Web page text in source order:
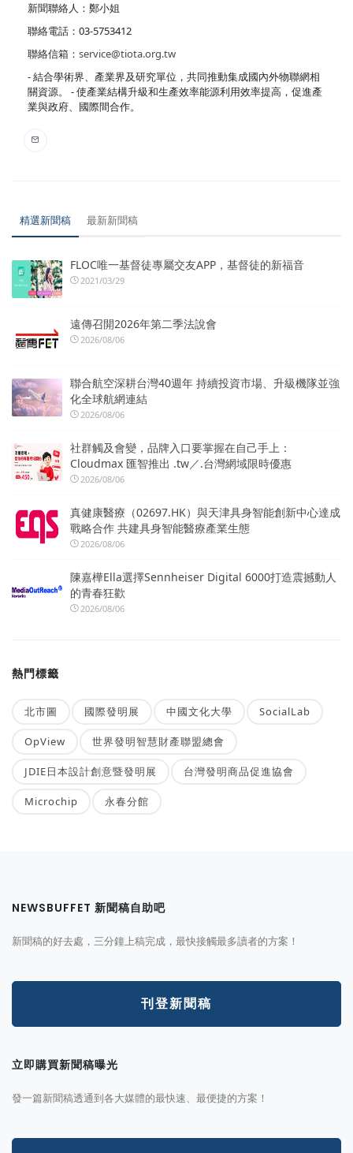
新聞聯絡人：鄭小姐
聯絡電話：03-5753412
聯絡信箱： service@tiota.org.tw
- 結合學術界、產業界及研究單位，共同推動集成國內外物聯網相
關資源。 - 使產業結構升級和生產效率能源利用效率提高，促進產
業與政府、國際間合作。
精選新聞稿 最新新聞稿
FLOC唯一基督徒專屬交友APP，基督徒的新福音
2021/03/29
遠傳召開2026年第二季法說會
2026/08/06
聯合航空深耕台灣40週年 持續投資市場、升級機隊並強
化全球航網連結
2026/08/06
社群觸及會變，品牌入口要掌握在自己手上：
Cloudmax 匯智推出 .tw／.台灣網域限時優惠
2026/08/06
真健康醫療（02697.HK）與天津具身智能創新中心達成
戰略合作 共建具身智能醫療產業生態
2026/08/06
陳嘉樺Ella選擇Sennheiser Digital 6000打造震撼動人
的青春狂歡
2026/08/06
熱門標籤
北市圖 國際發明展 中國文化大學 SocialLab
OpView 世界發明智慧財產聯盟總會
JDIE日本設計創意暨發明展 台灣發明商品促進協會
Microchip 永春分館
NEWSBUFFET 新聞稿自助吧
新聞稿的好去處，三分鐘上稿完成，最快接觸最多讀者的方案！
刊登新聞稿
立即購買新聞稿曝光
發一篇新聞稿透通到各大媒體的最快速、最便捷的方案！